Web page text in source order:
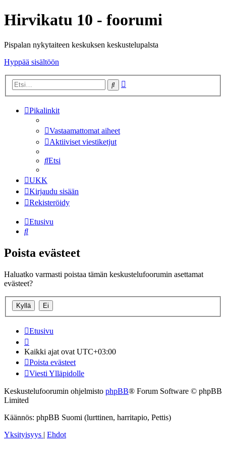
Hirvikatu 10 - foorumi
Pispalan nykytaiteen keskuksen keskustelupalsta
Hyppää sisältöön
Etsi
Pikalinkit
Vastaamattomat aiheet
Aktiiviset viestiketjut
Etsi
UKK
Kirjaudu sisään
Rekisteröidy
Etusivu
Etsi
Poista evästeet
Haluatko varmasti poistaa tämän keskustelufoorumin asettamat
evästeet?
Etusivu
Kaikki ajat ovat UTC+03:00
Poista evästeet
Viesti Ylläpidolle
Keskustelufoorumin ohjelmisto phpBB® Forum Software © phpBB
Limited
Käännös: phpBB Suomi (lurttinen, harritapio, Pettis)
Yksityisyys | Ehdot